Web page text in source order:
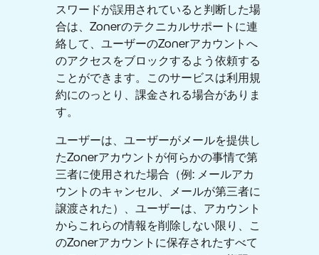
スワードが誤用されていると判断した場
合は、Zonerのテクニカルサポートに連
絡して、ユーザーのZonerアカウントへ
のアクセスをブロックするよう依頼する
ことができます。このサービスは利用規
約にのっとり、課金される場合がありま
す。
ユーザーは、ユーザーがメールを提供し
たZonerアカウントが何らかの事情で第
三者に使用された場合（例: メールアカ
ウントのキャンセル、メールが第三者に
譲渡された）、ユーザーは、アカウント
からこれらの情報を削除しない限り、こ
のZonerアカウントに保存されたすべて